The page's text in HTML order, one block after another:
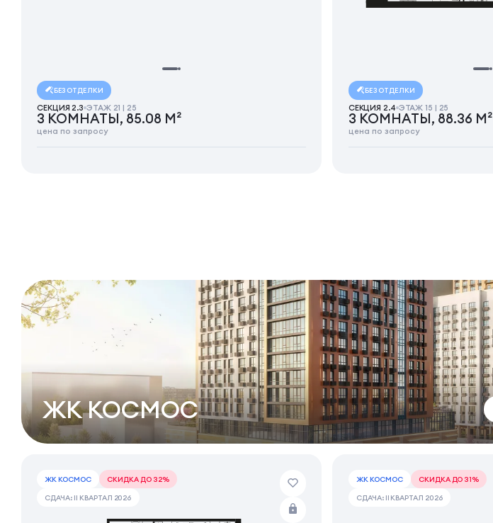
БЕЗ ОТДЕЛКИ
СЕКЦИЯ 2.3 ЭТАЖ 21 | 25
3 КОМНАТЫ, 85.08 М²
цена по запросу
БЕЗ ОТДЕЛКИ
СЕКЦИЯ 2.4 ЭТАЖ 15 | 25
3 КОМНАТЫ, 88.36 М²
цена по запросу
ЖК КОСМОС
ЖК КОСМОС
СКИДКА ДО 32%
СДАЧА: II КВАРТАЛ 2026
ЖК КОСМОС
СКИДКА ДО 31%
СДАЧА: II КВАРТАЛ 2026